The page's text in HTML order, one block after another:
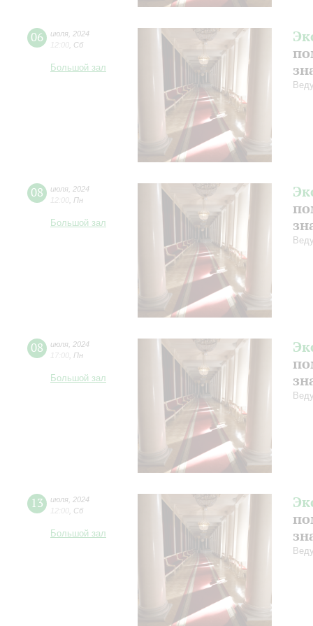
06 июля 2024
12:00 Сб
Большой зал
08 июля 2024
12:00 Пн
Большой зал
08 июля 2024
17:00 Пн
Большой зал
13 июля 2024
12:00 Сб
Большой зал